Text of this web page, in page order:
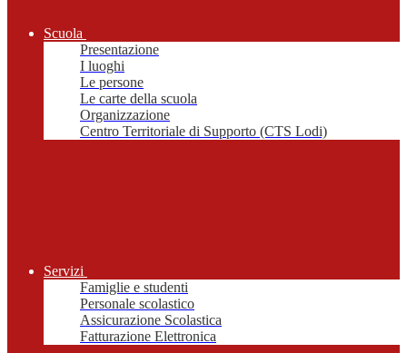
Scuola
Presentazione
I luoghi
Le persone
Le carte della scuola
Organizzazione
Centro Territoriale di Supporto (CTS Lodi)
Servizi
Famiglie e studenti
Personale scolastico
Assicurazione Scolastica
Fatturazione Elettronica